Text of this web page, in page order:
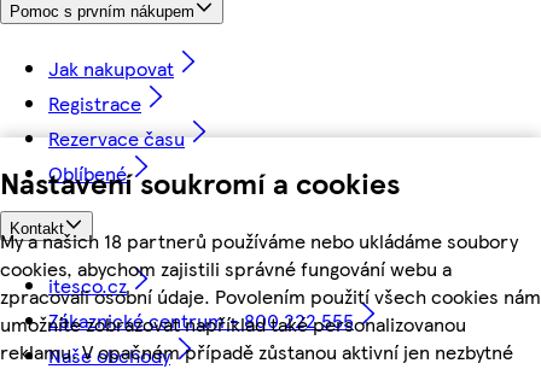
Nastavení soukromí a cookies
My a našich 18 partnerů používáme nebo ukládáme soubory
cookies, abychom zajistili správné fungování webu a
zpracovali osobní údaje. Povolením použití všech cookies nám
umožníte zobrazovat například také personalizovanou
reklamu. V opačném případě zůstanou aktivní jen nezbytné
Pomoc s prvním nákupem
Jak nakupovat
Registrace
Rezervace času
Oblíbené
Kontakt
itesco.cz
Zákaznické centrum - 800 222 555
Naše obchody